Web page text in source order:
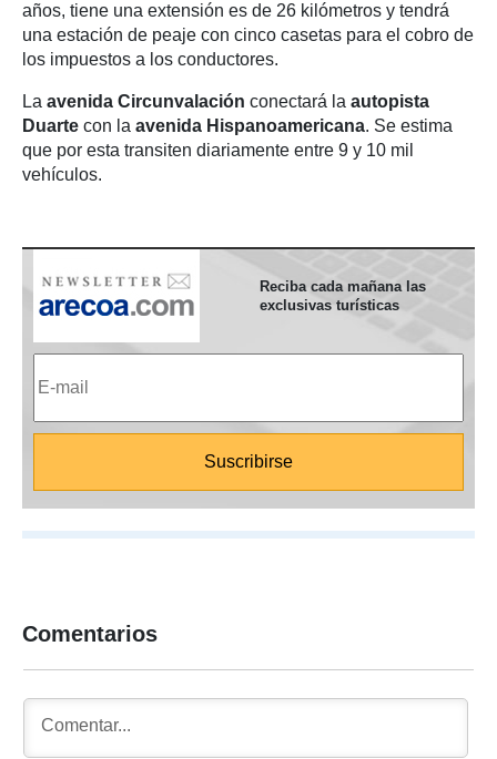
años, tiene una extensión es de 26 kilómetros y tendrá
una estación de peaje con cinco casetas para el cobro de
los impuestos a los conductores.
La avenida Circunvalación conectará la autopista
Duarte con la avenida Hispanoamericana. Se estima
que por esta transiten diariamente entre 9 y 10 mil
vehículos.
Reciba cada mañana las
exclusivas turísticas
Comentarios